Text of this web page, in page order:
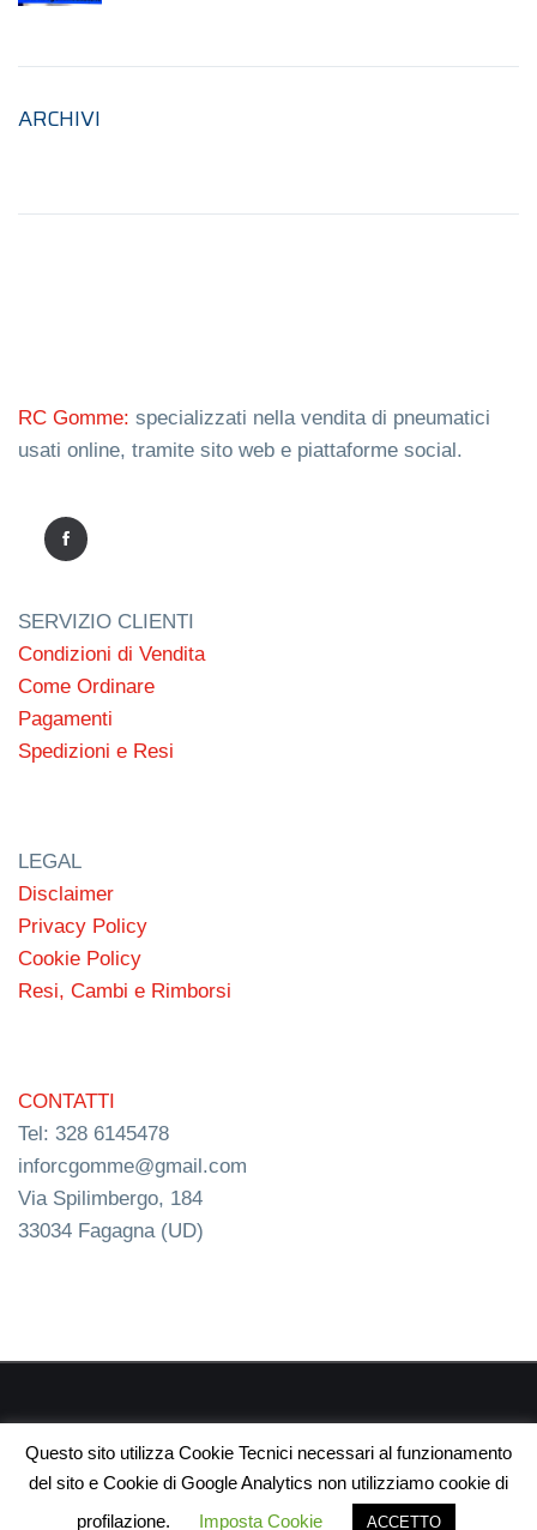
ARCHIVI
RC Gomme: specializzati nella vendita di pneumatici
usati online, tramite sito web e piattaforme social.
SERVIZIO CLIENTI
Condizioni di Vendita
Come Ordinare
Pagamenti
Spedizioni e Resi
LEGAL
Disclaimer
Privacy Policy
Cookie Policy
Resi, Cambi e Rimborsi
CONTATTI
Tel: 328 6145478
inforcgomme@gmail.com
Via Spilimbergo, 184
33034 Fagagna (UD)
webdesign
Questo sito utilizza Cookie Tecnici necessari al funzionamento
del sito e Cookie di Google Analytics non utilizziamo cookie di
profilazione.
Imposta Cookie ACCETTO